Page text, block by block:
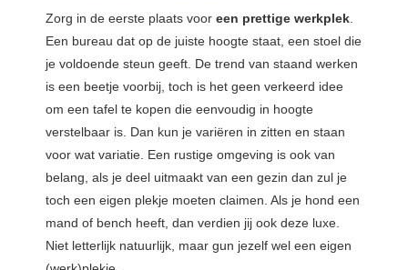
Zorg in de eerste plaats voor een prettige werkplek
Een bureau dat op de juiste hoogte staat, een stoel die
je voldoende steun geeft. De trend van staand werken
is een beetje voorbij, toch is het geen verkeerd idee
om een tafel te kopen die eenvoudig in hoogte
verstelbaar is. Dan kun je variëren in zitten en staan
voor wat variatie. Een rustige omgeving is ook van
belang, als je deel uitmaakt van een gezin dan zul je
toch een eigen plekje moeten claimen. Als je hond een
mand of bench heeft, dan verdien jij ook deze luxe.
Niet letterlijk natuurlijk, maar gun jezelf wel een eigen